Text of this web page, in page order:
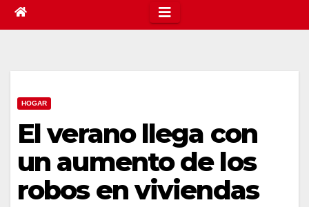
HOGAR
El verano llega con
un aumento de los
robos en viviendas